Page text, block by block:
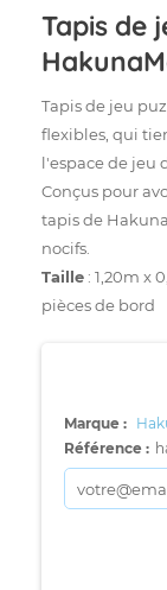
Tapis de
Tapis de jeu
flexibles, qui
l'espace de jeu
Conçus pour
tapis de
nocifs.
Taille : 1,20m x
pièces de bord
Marque :
Référence :